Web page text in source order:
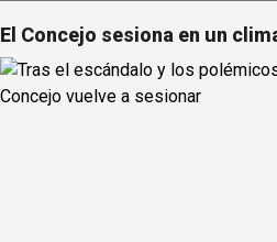
El Concejo sesiona en un